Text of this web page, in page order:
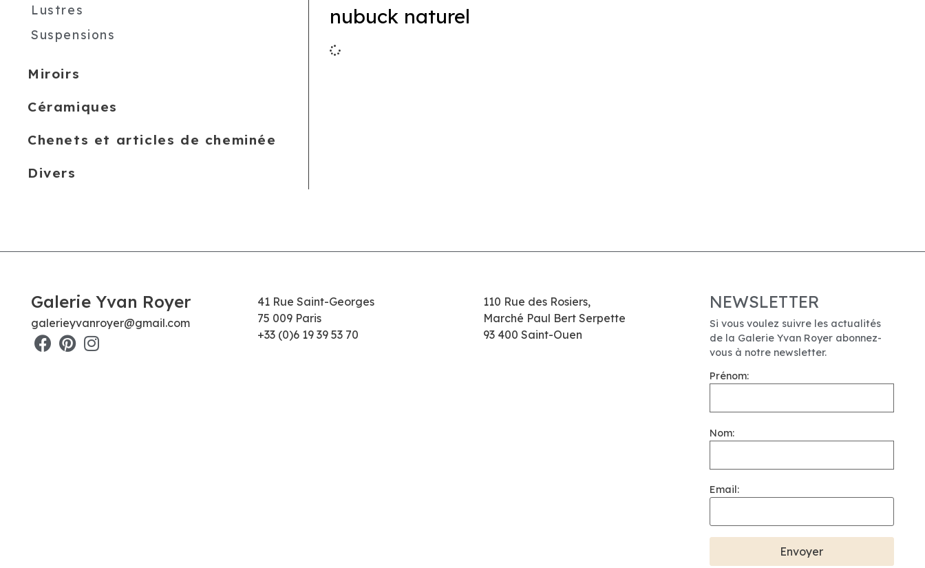
Lustres
Suspensions
Miroirs
Céramiques
Chenets et articles de cheminée
Divers
nubuck naturel
Galerie Yvan Royer
galerieyvanroyer@gmail.com
41 Rue Saint-Georges
75 009 Paris
+33 (0)6 19 39 53 70
110 Rue des Rosiers,
Marché Paul Bert Serpette
93 400 Saint-Ouen
NEWSLETTER
Si vous voulez suivre les actualités
de la Galerie Yvan Royer abonnez-
vous à notre newsletter.
Prénom:
Nom:
Email: